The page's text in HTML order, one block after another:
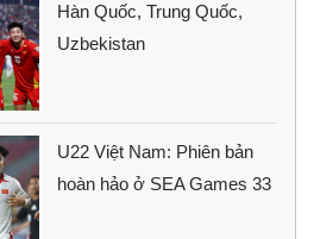
Hàn Quốc, Trung Quốc,
Uzbekistan
U22 Việt Nam: Phiên bản
hoàn hảo ở SEA Games 33